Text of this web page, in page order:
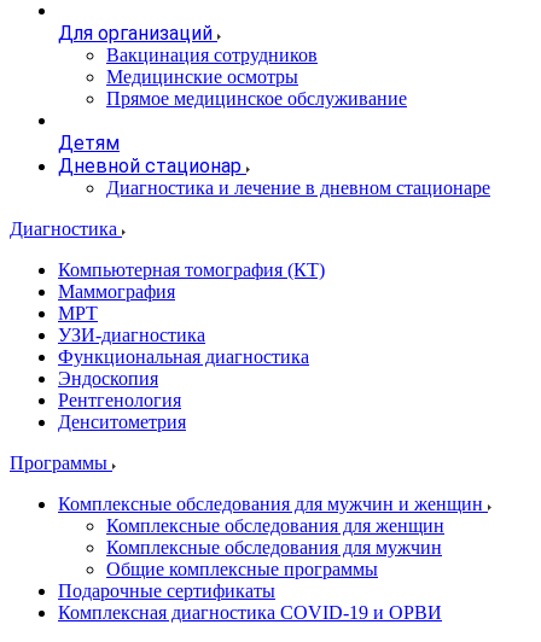
Для организаций
Вакцинация сотрудников
Медицинские осмотры
Прямое медицинское обслуживание
Детям
Дневной стационар
Диагностика и лечение в дневном стационаре
Диагностика
Компьютерная томография (КТ)
Маммография
МРТ
УЗИ-диагностика
Функциональная диагностика
Эндоскопия
Рентгенология
Денситометрия
Программы
Комплексные обследования для мужчин и женщин
Комплексные обследования для женщин
Комплексные обследования для мужчин
Общие комплексные программы
Подарочные сертификаты
Комплексная диагностика COVID-19 и ОРВИ